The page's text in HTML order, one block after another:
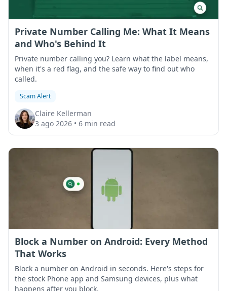
Private Number Calling Me: What It Means
and Who's Behind It
Private number calling you? Learn what the label means,
when it's a red flag, and the safe way to find out who
called.
Scam Alert
Claire Kellerman
3 ago 2026 • 6 min read
Block a Number on Android: Every Method
That Works
Block a number on Android in seconds. Here's steps for
the stock Phone app and Samsung devices, plus what
happens after you block.